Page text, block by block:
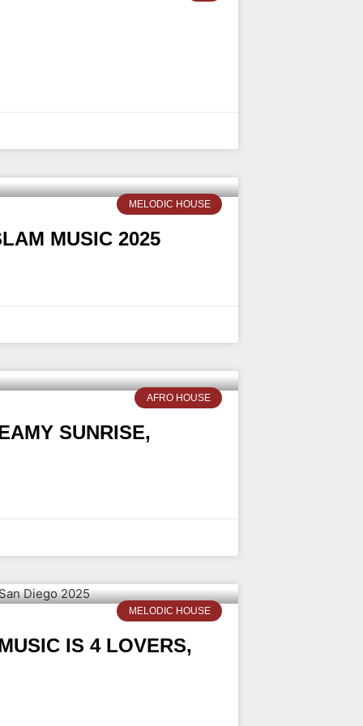
MELODIC HOUSE
MUSIC 2025
AFRO HOUSE
SUNRISE,
MELODIC HOUSE
IS 4 LOVERS,